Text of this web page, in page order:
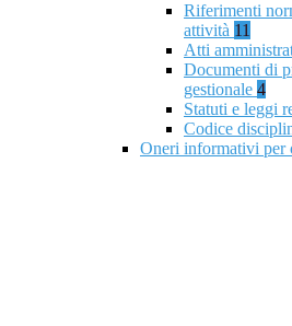
Riferimenti
attività 11
Atti
Documenti di
gestionale 4
Statuti e leggi
Codice
Oneri informativi per